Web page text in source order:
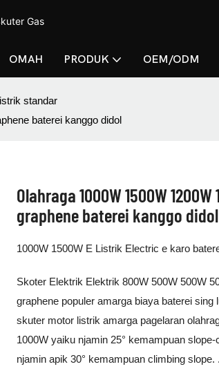
Gas
OMAH PRODUK OEM/ODM
standar
baterei kanggo didol
Olahraga 1000W 1500W
graphene baterei kanggo didol
1000W 1500W E Listrik Electric e karo
Skoter Elektrik Elektrik 800W 500W 500W
graphene populer amarga biaya baterei
skuter motor listrik amarga pagelaran
1000W yaiku njamin 25° kemampuan
njamin apik 30° kemampuan climbing